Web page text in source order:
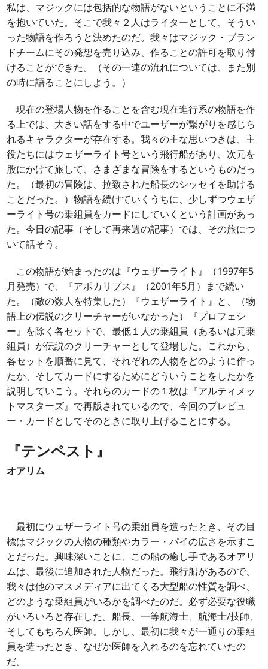
私は、マジックには包括的な物語がないということに不満
を抱いていた。そこで我々２人はライターとして、そうい
った物語を作ろうと決めたのだ。我々はマジック・ブラン
ドチームにその発想を売り込み、作ることの許可を取り付
けることができた。（その一連の流れについては、また別
の時に語ることにしよう。）
現在の登場人物を作ることを含む現在進行系の物語を作
る上では、大きい話をする中でユーザーが繋がりを感じら
れるキャラクターが存在する。我々の主な思いつきは、主
役たちにはウェザーライト号という飛行船があり、次元を
股にかけて旅して、さまざまな冒険をするというものだっ
た。（最初の冒険は、拉致された船長のシッセイを助ける
ことだった。）物語を続けていくうちに、少しずつウェザ
ーライト号の乗組員をカードにしていくという計画があっ
た。今日の記事（そして再来週の記事）では、その旅につ
いて話そう。
この物語が始まったのは『ウェザーライト』（1997年5
月発売）で、『アポカリプス』（2001年5月）まで続い
た。（敵の数人を特集した）『ウェザーライト』と、（物
語上の伝説のクリーチャーがいなかった）『プロフェシ
ー』を除く各セットで、最低１人の乗組員（あるいは元乗
組員）が伝説のクリーチャーとして登場した。これから、
各セットを順番に見て、それぞれの人物をどのように作っ
たか、そしてカードにするためにどういうことをしたかを
説明していこう。それらのカードの１枚は『アルティメッ
トマスターズ』で再版されているので、今回のプレビュ
ー・カードとしてそのときに取り上げることにする。
『テンペスト』
オアリム
最初にウェザーライト号の乗組員を造ったとき、その目
標はマジックの人物の種類やカラー・パイの広さを示すこ
とだった。興味深いことに、この船の癒し手であるオアリ
ムは、最後に追加された人物だった。飛行船があるので、
我々は他のマスメディアに出てくる大型船の性質を調べ、
どのような乗組員がいるかを調べたのだ。必ず必要な役職
がいろいろと存在した。船長、一等航海士、航海士/技師、
そしてもちろん医師。しかし、最初に我々が一通りの乗組
員を造ったとき、なぜか医師を入れるのを忘れていたの
だ。